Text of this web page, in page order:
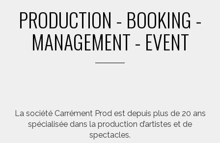
PRODUCTION - BOOKING -
MANAGEMENT - EVENT
La société Carrément Prod est depuis plus de 20 ans
spécialisée dans la production d’artistes et de
spectacles.